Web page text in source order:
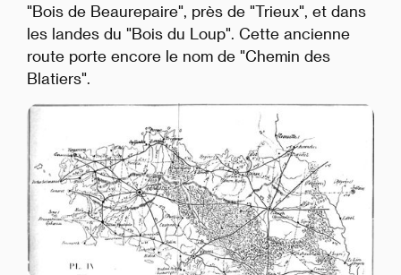
"Bois de Beaurepaire", près de "Trieux", et dans
les landes du "Bois du Loup". Cette ancienne
route porte encore le nom de "Chemin des
Blatiers".